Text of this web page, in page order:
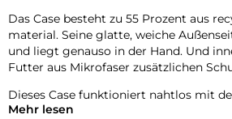
Das Case besteht zu 55 Prozent aus
material. Seine glatte, weiche
und liegt genauso in der Hand. Und
Futter aus Mikrofaser zusätzlichen
Dieses Case funktioniert nahtlos mit
Es kommt mit Saphirglas mit einer
Mehr lesen